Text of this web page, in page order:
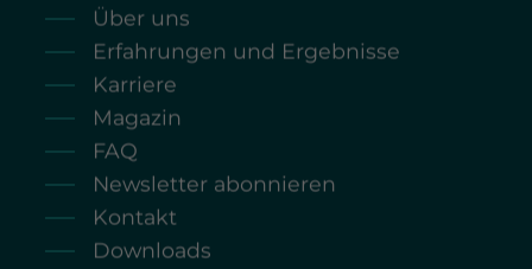
Über uns
Erfahrungen und Ergebnisse
Karriere
Magazin
FAQ
Newsletter abonnieren
Kontakt
Downloads